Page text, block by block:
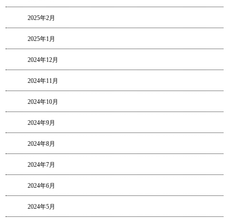
2025年2月
2025年1月
2024年12月
2024年11月
2024年10月
2024年9月
2024年8月
2024年7月
2024年6月
2024年5月